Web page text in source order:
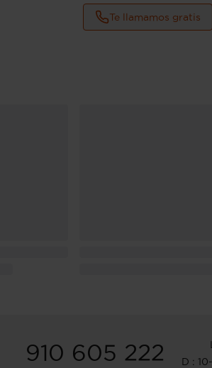
Te llamamos gratis
910 605 222
D :